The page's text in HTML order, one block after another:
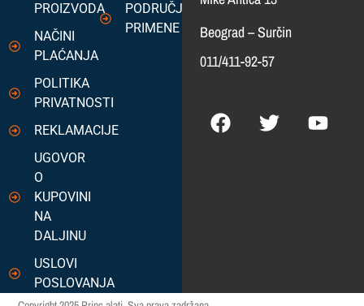
PROIZVODA
NAČINI
PLAĆANJA
POLITIKA
PRIVATNOSTI
REKLAMACIJE
UGOVOR
O
KUPOVINI
NA
DALJINU
USLOVI
POSLOVANJA
PODRUČJA
PRIMENE
Beograd – Surčin
011/411-92-57